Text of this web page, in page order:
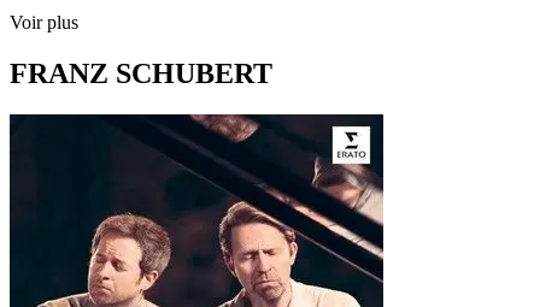
Voir plus
FRANZ SCHUBERT